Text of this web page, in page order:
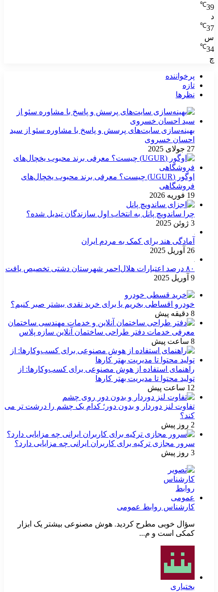
39
℃
د
37
℃
س
34
℃
چ
پرخواننده
تازه
نظرها
بهینه‌سازی سایت‌های پرسش و پاسخ با مشاوره سئو از سید
احسان خسروی
27 جولای 2025
اوگور (UGUR) چیست؟ معرفی برند محبوب یخچال‌های
فروشگاهی
19 فوریه 2026
چرا ساندویچ پانل به انتخاب اول سازندگان تبدیل شده؟
3 ژوئن 2025
آمادگی هند برای کمک به مردم ایران
26 آوریل 2025
۸۰ درصد اعتبارات هلال‌احمر شهرستان دشتی تخصیص یافت
9 آوریل 2025
خودرو اقساطی بخریم یا برای خرید نقدی بیشتر صبر کنیم؟
8 دقیقه پیش
معرفی خدمات دفتر طراحی ساختمان آنلاین سازه پلاس
8 ساعت پیش
راهنمای استفاده از هوش مصنوعی برای کسب‌وکارها: از
تولید محتوا تا مدیریت بهتر کارها
12 ساعت پیش
تفاوت لنز دوردار و بدون دور؛ کدام یک چشم را درشت تر می
کند؟
2 روز پیش
سرور مجازی ترکیه برای کاربران ایرانی چه مزایایی دارد؟
3 روز پیش
کارشناس روابط عمومی
سؤال خوبی مطرح کردید. هوش مصنوعی بیشتر یک ابزار
کمکی است و م...
بختیاری